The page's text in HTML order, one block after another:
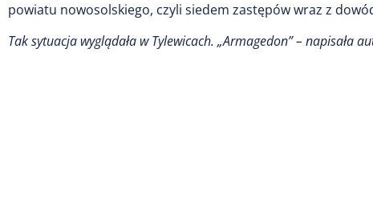
powiatu nowosolskiego, czyli siedem zastępów wraz z
Tak sytuacja wyglądała w Tylewicach. „Armagedon” – napisała